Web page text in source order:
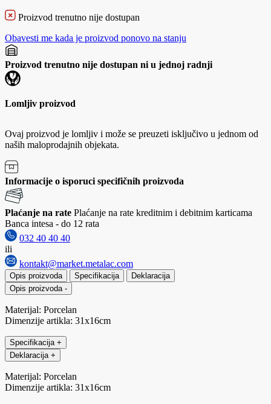
Proizvod trenutno nije dostupan
Obavesti me kada je proizvod ponovo na stanju
Proizvod trenutno nije dostupan ni u jednoj radnji
Lomljiv proizvod
Ovaj proizvod je lomljiv i može se preuzeti isključivo u jednom od
naših maloprodajnih objekata.
Informacije o isporuci specifičnih proizvoda
Plaćanje na rate Plaćanje na rate kreditnim i debitnim karticama
Banca intesa - do 12 rata
032 40 40 40
ili
kontakt@market.metalac.com
Opis proizvoda Specifikacija
Deklaracija
Opis proizvoda -
Materijal: Porcelan
Dimenzije artikla: 31x16cm
Specifikacija +
Deklaracija +
Materijal: Porcelan
Dimenzije artikla: 31x16cm